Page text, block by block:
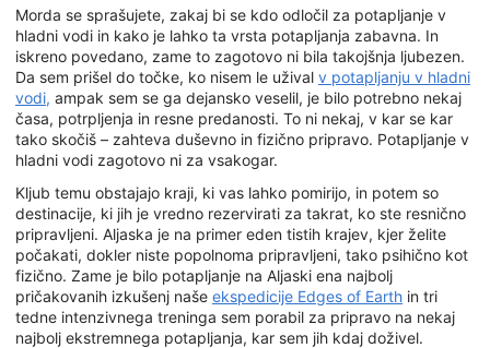
Morda se sprašujete, zakaj bi se kdo odločil za potapljanje v
hladni vodi in kako je lahko ta vrsta potapljanja zabavna. In
iskreno povedano, zame to zagotovo ni bila takojšnja ljubezen.
Da sem prišel do točke, ko nisem le užival v potapljanju v hladni
vodi, ampak sem se ga dejansko veselil, je bilo potrebno nekaj
časa, potrpljenja in resne predanosti. To ni nekaj, v kar se kar
tako skočiš – zahteva duševno in fizično pripravo. Potapljanje v
hladni vodi zagotovo ni za vsakogar.
Kljub temu obstajajo kraji, ki vas lahko pomirijo, in potem so
destinacije, ki jih je vredno rezervirati za takrat, ko ste resnično
pripravljeni. Aljaska je na primer eden tistih krajev, kjer želite
počakati, dokler niste popolnoma pripravljeni, tako psihično kot
fizično. Zame je bilo potapljanje na Aljaski ena najbolj
pričakovanih izkušenj naše ekspedicije Edges of Earth in tri
tedne intenzivnega treninga sem porabil za pripravo na nekaj
najbolj ekstremnega potapljanja, kar sem jih kdaj doživel.